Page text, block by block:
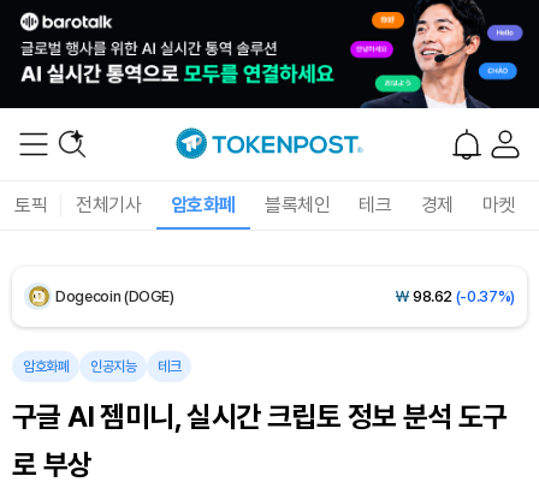
토픽 전체기사 암호화폐 블록체인 테크 경제 마켓
Solana (SOL) ₩ 107,314(+1.94%)
Bitcoin (BTC) 91,188,881(-0.31%)
암호화폐 인공지능 테크
구글 AI 젬미니, 실시간 크립토 정보 분석 도구
로 부상